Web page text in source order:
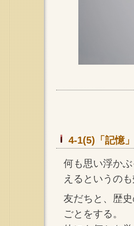
4-1(5)「記憶
何も思い浮か
えるというの
友だちと、歴
ごとをする。